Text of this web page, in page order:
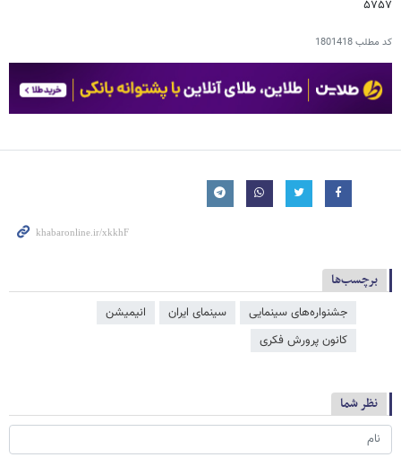
۵۷۵۷
کد مطلب1801418
برچسب‌ها
جشنواره‌های سینمایی سینمای ایران
انیمیشن
کانون پرورش فکری
نظر شما